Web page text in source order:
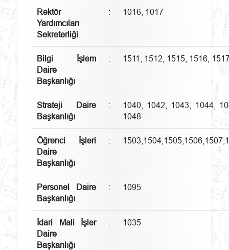
Rektör
Yardımcıları
Sekreterliği
: 1016, 1017
Bilgi İşlem
Daire
Başkanlığı
: 1511, 1512, 1515, 1516,
Strateji Daire
Başkanlığı
:
1040, 1042, 1043, 1044,
1048
Öğrenci İşleri
Daire
Başkanlığı
:
Personel Daire
Başkanlığı
: 1095
İdari Mali İşler
Daire
Başkanlığı
: 1035